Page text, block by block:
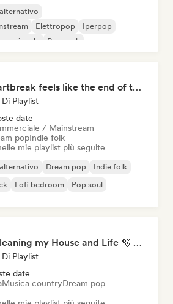
Elettropop
Iperpop
Pop rock
This heartbreak feels like the end of the world
Playlist
date
/ Mainstream
popIndie folk
mie playlist più seguite
Dream pop
Indie folk
Lofi bedroom Pop soul
Deep Cleaning my House and Life 🫧 Bedroom Pop & Indie Pop
Playlist
date
Musica countryDream pop